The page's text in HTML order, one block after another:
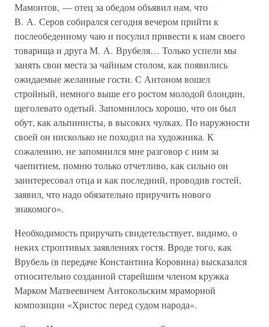
Мамонтов, — отец за обедом объявил нам, что
В. А. Серов собирался сегодня вечером прийти к
послеобеденному чаю и посулил привести к нам своего
товарища и друга М. А. Врубеля… Только успели мы
занять свои места за чайным столом, как появились
ожидаемые желанные гости. С Антоном вошел
стройный, немного выше его ростом молодой блондин,
щеголевато одетый. Запомнилось хорошо, что он был
обут, как альпинисты, в высоких чулках. По наружности
своей он нисколько не походил на художника. К
сожалению, не запомнился мне разговор с ним за
чаепитием, помню только отчетливо, как сильно он
заинтересовал отца и как последний, проводив гостей,
заявил, что надо обязательно приручить нового
знакомого».
Необходимость приручать свидетельствует, видимо, о
неких строптивых заявлениях гостя. Вроде того, как
Врубель (в передаче Константина Коровина) высказался
относительно созданной старейшим членом кружка
Марком Матвеевичем Антокольским мраморной
композиции «Христос перед судом народа».